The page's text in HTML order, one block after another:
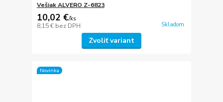
Vešiak ALVERO Z-6823
10,02 €/ks
8,15 € bez DPH Skladom
Zvoliť variant
Novinka